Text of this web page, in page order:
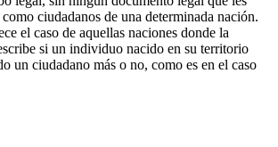
ciudadanos de una determinada nación.
el caso de aquellas naciones donde la
si un individuo nacido en su territorio
un ciudadano más o no, como es en el caso